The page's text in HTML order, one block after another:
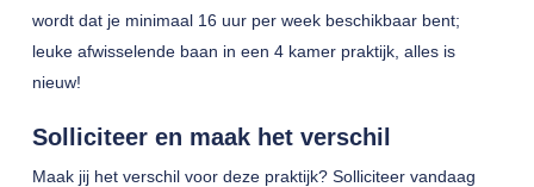
wordt dat je minimaal 16 uur per week beschikbaar bent;
leuke afwisselende baan in een 4 kamer praktijk, alles is
nieuw!
Solliciteer en maak het verschil
Maak jij het verschil voor deze praktijk? Solliciteer vandaag